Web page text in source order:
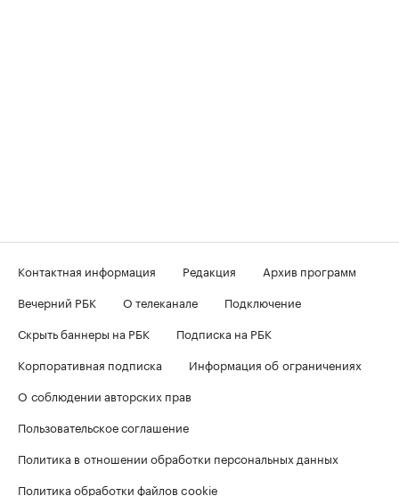
Контактная информация Редакция
Архив программ
Вечерний РБК
О телеканале
Подключение
Скрыть баннеры на РБК
Подписка на РБК
Корпоративная подписка
Информация об ограничениях
О соблюдении авторских прав
Пользовательское соглашение
Политика в отношении обработки персональных данных
Политика обработки файлов cookie